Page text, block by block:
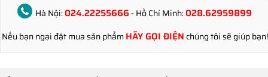
Hà Nội:024.22255666 - Hồ Chí Minh:028.62959899
Nếu bạn ngại đặt mua sản phẩmHÃY GỌI ĐIỆN chúng tôi sẽ giúp bạn!